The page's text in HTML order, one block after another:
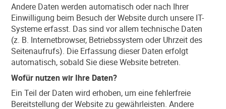
Andere Daten werden automatisch oder nach Ihrer
Einwilligung beim Besuch der Website durch unsere IT-
Systeme erfasst. Das sind vor allem technische Daten
(z. B. Internetbrowser, Betriebssystem oder Uhrzeit des
Seitenaufrufs). Die Erfassung dieser Daten erfolgt
automatisch, sobald Sie diese Website betreten.
Wofür nutzen wir Ihre Daten?
Ein Teil der Daten wird erhoben, um eine fehlerfreie
Bereitstellung der Website zu gewährleisten. Andere